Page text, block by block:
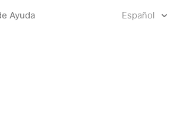
Ayuda Español